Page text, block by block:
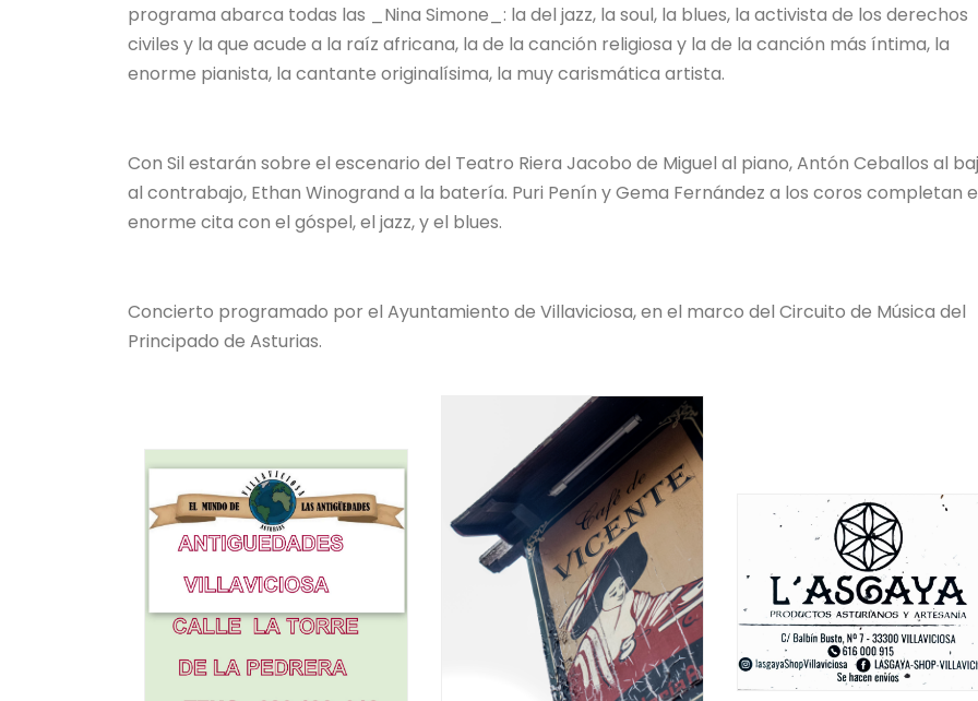
programa abarca todas las _Nina Simone_: la del jazz, la soul, la blues, la activista de los derechos
civiles y la que acude a la raíz africana, la de la canción religiosa y la de la canción más íntima, la
enorme pianista, la cantante originalísima, la muy carismática artista.
Con Sil estarán sobre el escenario del Teatro Riera Jacobo de Miguel al piano, Antón Ceballos al
al contrabajo, Ethan Winogrand a la batería. Puri Penín y Gema Fernández a los coros completan
enorme cita con el góspel, el jazz, y el blues.
Concierto programado por el Ayuntamiento de Villaviciosa, en el marco del Circuito de Música del
Principado de Asturias.